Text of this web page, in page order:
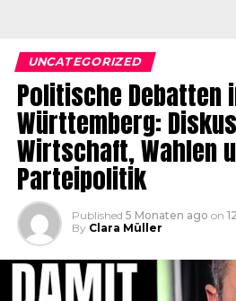
UNCATEGORIZED
Politische Debatten
Württemberg:
Wirtschaft, Wahlen
Parteipolitik
Published 5 Monaten ago on
By Clara Müller